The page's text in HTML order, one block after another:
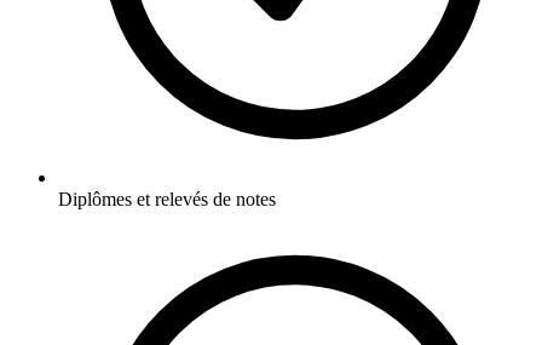
Diplômes et relevés de notes